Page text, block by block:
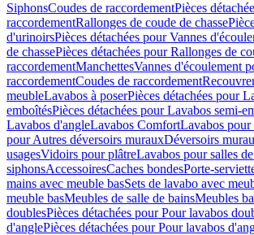
SiphonsCoudes de raccordementPièces
raccordementRallonges de coude de chasse
d'urinoirsPièces détachées pour Vannes
de chassePièces détachées pour Rallonges de
raccordementManchettesVannes d'écoulement
raccordementCoudes de raccordement
meubleLavabos à poserPièces détachées pour
emboîtésPièces détachées pour Lavabos semi-
Lavabos d'angleLavabos ComfortLavabos pour
pour Autres déversoirs murauxDéversoirs
usagesVidoirs pour plâtreLavabos pour salles
siphonsAccessoiresCaches bondesPorte-
mains avec meuble basSets de lavabo avec
meuble basMeubles de salle de bainsMeubles
doublesPièces détachées pour Pour lavabos
d'anglePièces détachées pour Pour lavabos